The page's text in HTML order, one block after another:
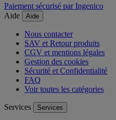
Paiement sécurisé par Ingenico
Aide
Aide
Nous contacter
SAV et Retour produits
CGV et mentions légales
Gestion des cookies
Sécurité et Confidentialité
FAQ
Voir toutes les catégories
Services Services